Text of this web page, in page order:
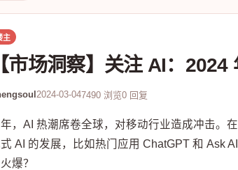
主
【市场洞察】关注 AI：
2024-03-047490 浏览0 回复
，AI 热潮席卷全球，对移动行业造成冲击。
AI 的发展，比如热门应用 ChatGPT 和 Ask
火爆？